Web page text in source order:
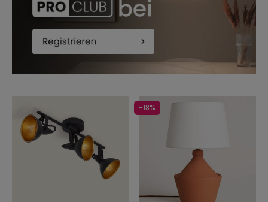
-18%